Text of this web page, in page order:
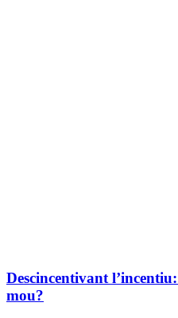
Descincentivant
mou?